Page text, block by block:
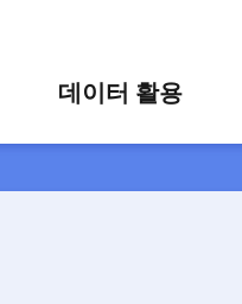
데이터 활용